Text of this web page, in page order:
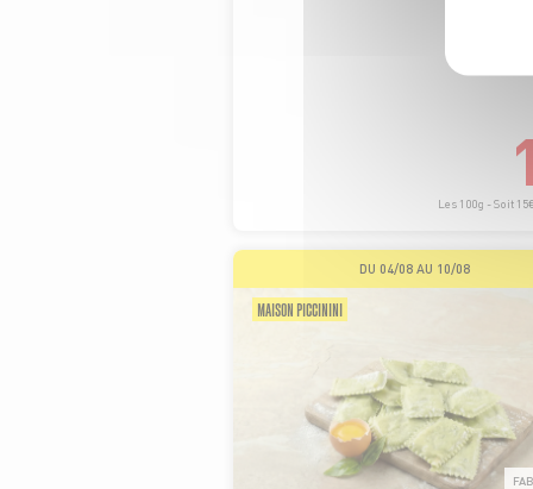
1
Les 100g - Soit
DU 04/08 AU 10/08
MAISON PICCININI